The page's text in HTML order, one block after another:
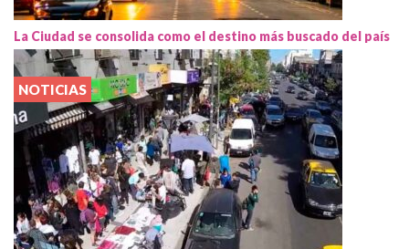
La Ciudad se consolida como el destino más buscado del país
NOTICIAS